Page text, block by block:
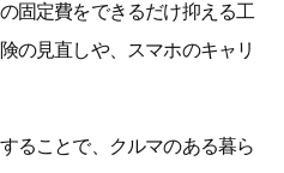
固定費をできるだけ抑える工
の見直しや、スマホのキャリ
ることで、クルマのある暮ら